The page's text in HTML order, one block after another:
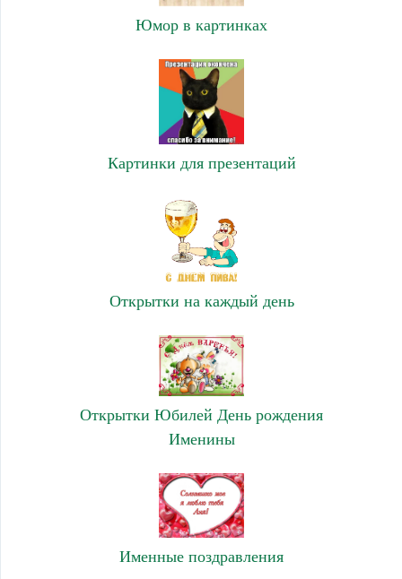
Юмор в картинках
Картинки для презентаций
Открытки на каждый день
Открытки Юбилей День рождения
Именины
Именные поздравления